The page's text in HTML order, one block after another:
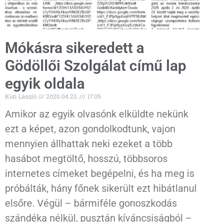
Mókásra sikeredett a
Gödöllői Szolgálat című lap
egyik oldala
Kuti László 2020.04.23. 17:05
Amikor az egyik olvasónk elküldte nekünk
ezt a képet, azon gondolkodtunk, vajon
mennyien állhattak neki ezeket a több
hasábot megtöltő, hosszú, többsoros
internetes címeket begépelni, és ha meg is
próbálták, hány főnek sikerült ezt hibátlanul
elsőre. Végül – bármiféle gonoszkodás
szándéka nélkül, pusztán kíváncsiságból –